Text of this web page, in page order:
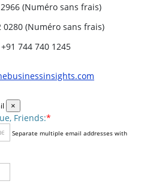
(Numéro sans frais)
0280 (Numéro sans frais)
+91 744 740 1245
×
Friends:*
Separate multiple email addresses with